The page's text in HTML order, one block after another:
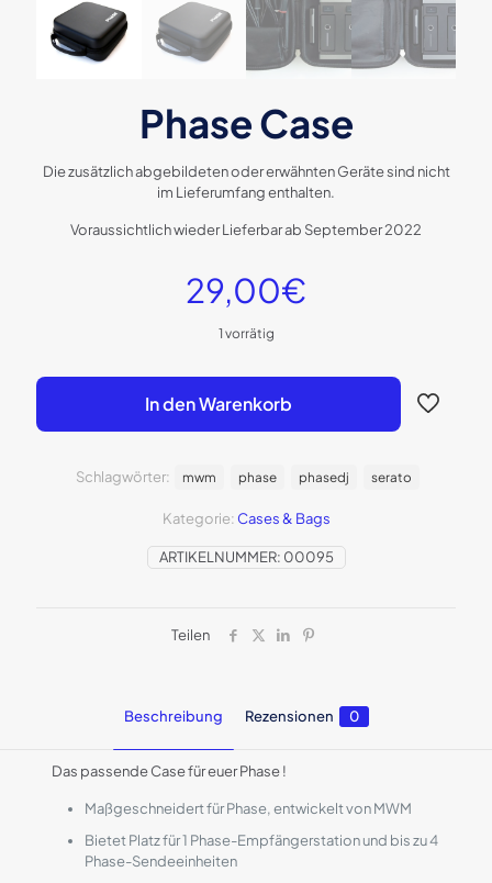
Phase Case
Die zusätzlich abgebildeten oder erwähnten Geräte sind nicht
im Lieferumfang enthalten.
Voraussichtlich wieder Lieferbar ab September 2022
29,00€
1 vorrätig
In den Warenkorb
ARTIKELNUMMER: 00095
Kategorie:Cases & Bags
Schlagwörter: mwm phase phasedj serato
Teilen
Beschreibung Rezensionen 0
Das passende Case für euer Phase !
Maßgeschneidert für Phase, entwickelt von MWM
Bietet Platz für 1 Phase-Empfängerstation und bis zu 4
Phase-Sendeeinheiten